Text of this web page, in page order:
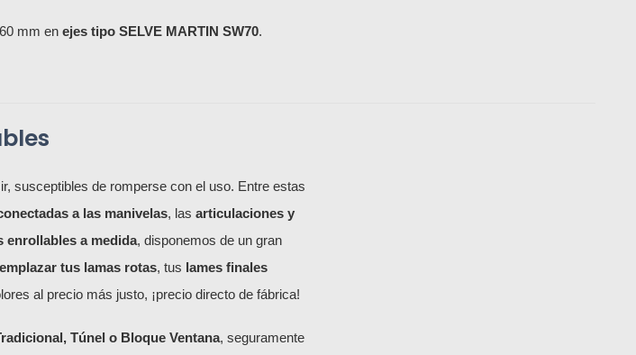
mm en ejes tipo SELVE MARTIN SW70.
susceptibles de romperse con el uso. Entre estas
a las manivelas, las articulaciones y
enrollables a medida, disponemos de un gran
tus lamas rotas, tus lames finales
al precio más justo, ¡precio directo de fábrica!
Túnel o Bloque Ventana, seguramente